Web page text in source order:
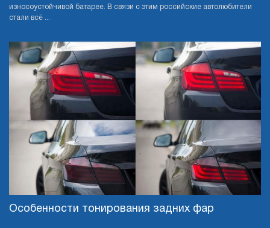
износоустойчивой батарее. В связи с этим российские автолюбители
стали всё ...
Особенности тонирования задних фар